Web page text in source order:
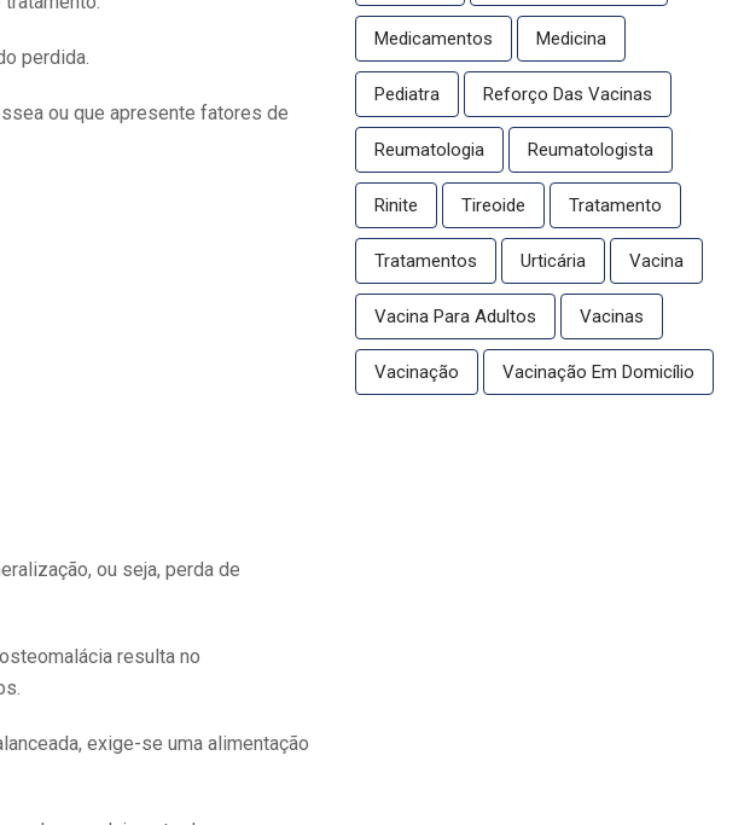
perdida.
ou que apresente fatores de
ou seja, perda de
resulta no
exige-se uma alimentação
Medicamentos Medicina
Pediatra Reforço Das Vacinas
Reumatologia Reumatologista
Rinite Tireoide Tratamento
Tratamentos Urticária Vacina
Vacina Para Adultos Vacinas
Vacinação Vacinação Em Domicílio